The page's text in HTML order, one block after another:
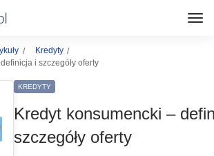
Kredyty
i szczegóły oferty
KREDYTY
Kredyt konsumencki –
szczegóły oferty